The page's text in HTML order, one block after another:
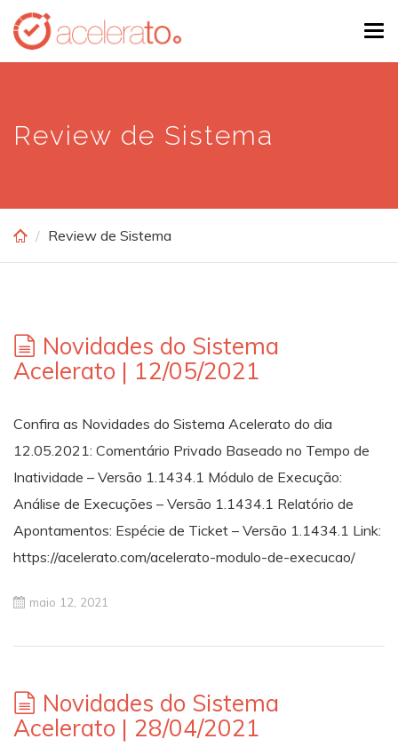
Skip
main
Review de Sistema
Review de Sistema
Novidades do Sistema
Acelerato | 12/05/2021
Confira as Novidades do Sistema Acelerato do dia
12.05.2021: Comentário Privado Baseado no Tempo de
Inatividade – Versão 1.1434.1 Módulo de Execução:
Análise de Execuções – Versão 1.1434.1 Relatório de
Apontamentos: Espécie de Ticket – Versão 1.1434.1 Link:
https://acelerato.com/acelerato-modulo-de-execucao/
maio 12, 2021
Novidades do Sistema
Acelerato | 28/04/2021